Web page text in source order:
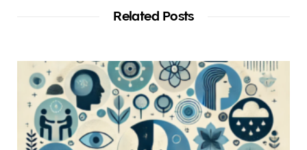
Related Posts